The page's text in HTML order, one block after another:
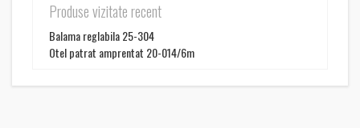
Produse vizitate recent
Balama reglabila 25-304
Otel patrat amprentat 20-014/6m